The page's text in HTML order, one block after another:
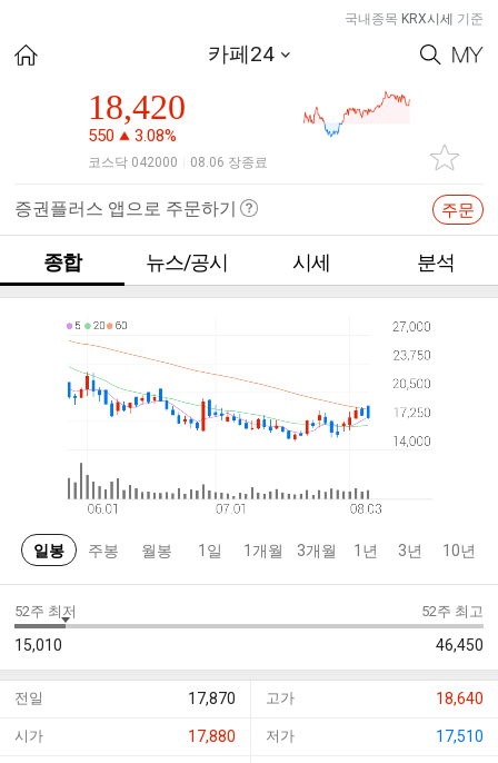
국내종목 KRX시세 기준
카페24
18,420
550 3.08%
코스닥 042000 08.06 장종료
증권플러스 앱으로 주문하기 주문
종합 뉴스/공시 시세 분석
일봉 주봉 월봉 1일 1개월 3개월 1년 3년 10년
52주 최저
15,010
52주 최고
46,450
전일 17,870 고가 18,640
시가 17,880 저가 17,510